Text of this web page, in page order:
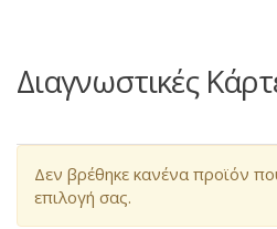
Διαγνωστικές
Δεν βρέθηκε κανένα προϊόν
επιλογή σας.